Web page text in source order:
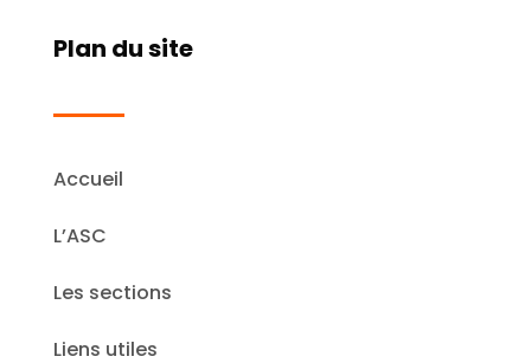
Plan du site
Accueil
L’ASC
Les sections
Liens utiles